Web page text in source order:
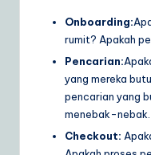
Onboarding:
rumit? Apakah
Pencarian:
yang mereka
pencarian yang
menebak-nebak.
Checkout: